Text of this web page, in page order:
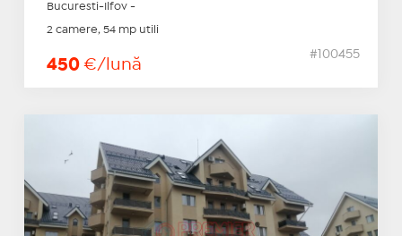
Bucuresti-Ilfov -
2 camere, 54 mp utili
450 €/lună
#100455